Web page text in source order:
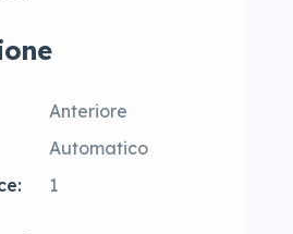
Anteriore
Automatico
1